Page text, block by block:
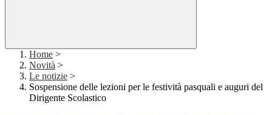
Home >
Novità >
Le notizie >
Sospensione delle lezioni per le festività pasquali e auguri del
Dirigente Scolastico